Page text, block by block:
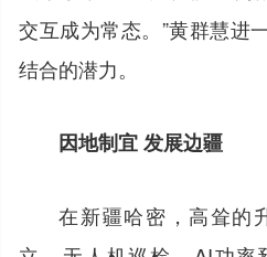
交互成为常态。”黄群慧进
结合的潜力。
因地制宜 发展边疆
在新疆哈密，高耸的